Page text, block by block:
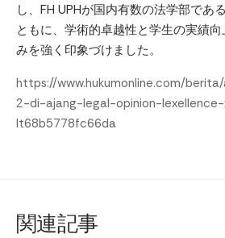
し、FH UPHが国内有数の法学部であ
ともに、学術的卓越性と学生の実績
みを強く印象づけました。
https://www.hukumonline.com/
2-di-ajang-legal-opinion-
lt68b5778fc66da
関連記事